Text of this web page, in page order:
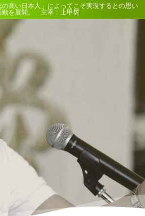
の高い日本人」によってこそ実現するとの思い
動を展開。 主宰：上甲晃